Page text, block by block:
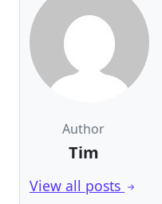
Author
Tim
View all posts